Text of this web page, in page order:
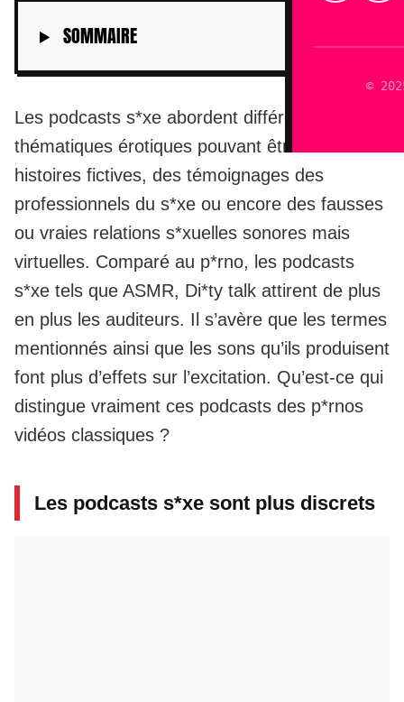
©
SOMMAIRE
Les podcasts s*xe abordent différentes
thématiques érotiques pouvant être des
histoires fictives, des témoignages des
professionnels du s*xe ou encore des fausses
ou vraies relations s*xuelles sonores mais
virtuelles. Comparé au p*rno, les podcasts
s*xe tels que ASMR, Di*ty talk attirent de plus
en plus les auditeurs. Il s’avère que les termes
mentionnés ainsi que les sons qu’ils produisent
font plus d’effets sur l’excitation. Qu’est-ce qui
distingue vraiment ces podcasts des p*rnos
vidéos classiques ?
Les podcasts s*xe sont plus discrets